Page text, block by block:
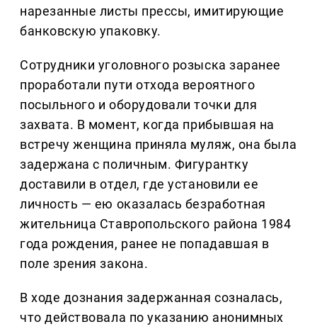
нарезанные листы прессы, имитирующие
банковскую упаковку.
Сотрудники уголовного розыска заранее
проработали пути отхода вероятного
посыльного и оборудовали точки для
захвата. В момент, когда прибывшая на
встречу женщина приняла муляж, она была
задержана с поличным. Фигурантку
доставили в отдел, где установили ее
личность — ею оказалась безработная
жительница Ставропольского района 1984
года рождения, ранее не попадавшая в
поле зрения закона.
В ходе дознания задержанная созналась,
что действовала по указанию анонимных